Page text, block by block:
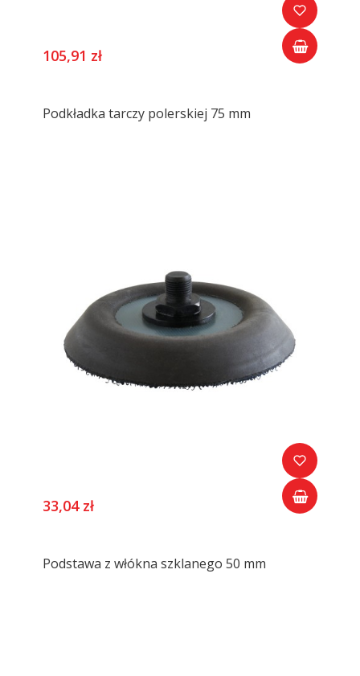
105,91 zł
Podkładka tarczy polerskiej 75 mm
33,04 zł
Podstawa z włókna szklanego 50 mm